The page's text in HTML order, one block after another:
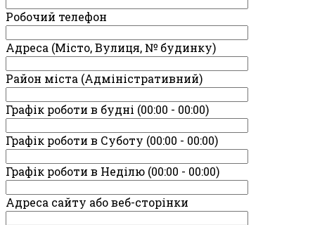
Робочий телефон
Адреса (Місто, Вулиця, № будинку)
Район міста (Адміністративний)
Графік роботи в будні (00:00 - 00:00)
Графік роботи в Суботу (00:00 - 00:00)
Графік роботи в Неділю (00:00 - 00:00)
Адреса сайту або веб-сторінки